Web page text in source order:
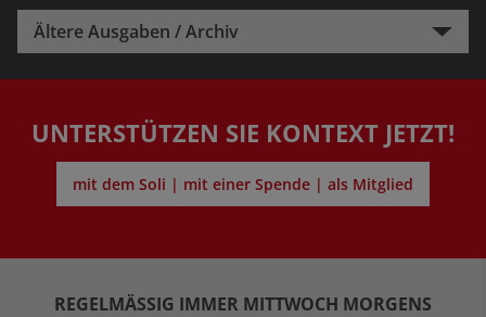
Ältere Ausgaben / Archiv
UNTERSTÜTZEN SIE KONTEXT JETZT!
mit dem Soli | mit einer Spende | als Mitglied
REGELMÄSSIG IMMER MITTWOCH MORGENS